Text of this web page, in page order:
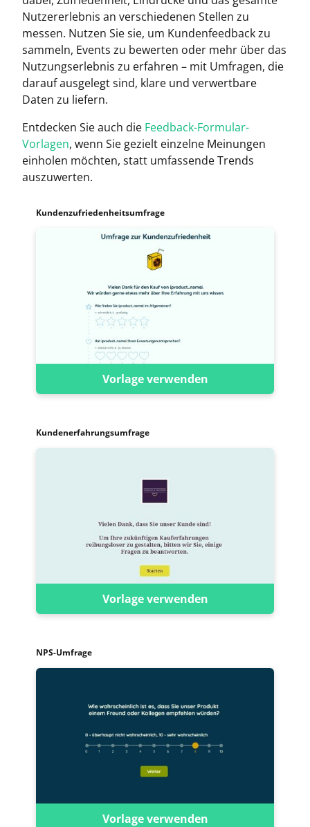
Nutzererlebnis an verschiedenen Stellen zu
messen. Nutzen Sie sie, um Kundenfeedback zu
sammeln, Events zu bewerten oder mehr über das
Nutzungserlebnis zu erfahren – mit Umfragen, die
darauf ausgelegt sind, klare und verwertbare
Daten zu liefern.
Entdecken Sie auch die Feedback-Formular-
Vorlagen, wenn Sie gezielt einzelne Meinungen
einholen möchten, statt umfassende Trends
auszuwerten.
Kundenzufriedenheitsumfrage
Vorlage verwenden
Kundenerfahrungsumfrage
Vorlage verwenden
NPS-Umfrage
Vorlage verwenden